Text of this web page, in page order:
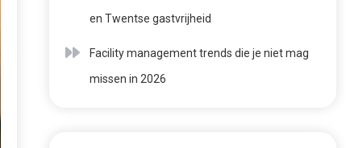
en Twentse gastvrijheid
Facility management trends die je niet mag
missen in 2026